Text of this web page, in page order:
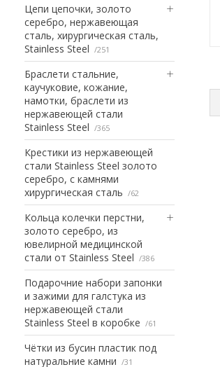
Цепи цепочки, золото
серебро, нержавеющая
сталь, хирургическая сталь,
Stainless Steel
251
Браслети стальние,
каучуковие, кожание,
намотки, браслети из
нержавеющей стали
Stainless Steel
365
Крестики из нержавеющей
стали Stainless Steel золото
серебро, с камнями
хирургическая сталь
62
Кольца колечки перстни,
золото серебро, из
ювелирной медицинской
стали от Stainless Steel
386
Подарочние набори запонки
и зажими для галстука из
нержавеющей стали
Stainless Steel в коробке
61
Чётки из бусин пластик под
натуральние камни
31